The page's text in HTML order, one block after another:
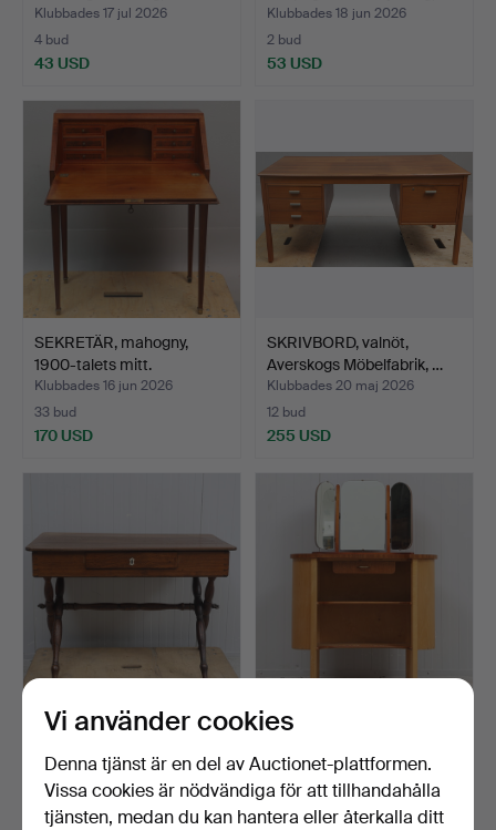
t…
Klubbades 17 jul 2026
4 bud
43 USD
bem…
Klubbades 18 jun 2026
2 bud
53 USD
SEKRETÄR, mahogny,
1900-talets mitt.
Klubbades 16 jun 2026
33 bud
170 USD
SKRIVBORD, valnöt,
Averskogs Möbelfabrik, …
Klubbades 20 maj 2026
12 bud
255 USD
RESESKRIVBORD, ek,
1800-tal.
Klubbades 4 maj 2026
2 bud
27 USD
SMINKBORD MED
VIKSPEGEL, teak & furu,
1950…
Klubbades 2 maj 2026
5 bud
58 USD
Vi använder cookies
Denna tjänst är en del av Auctionet-plattformen.
Vissa cookies är nödvändiga för att tillhandahålla
tjänsten, medan du kan hantera eller återkalla ditt